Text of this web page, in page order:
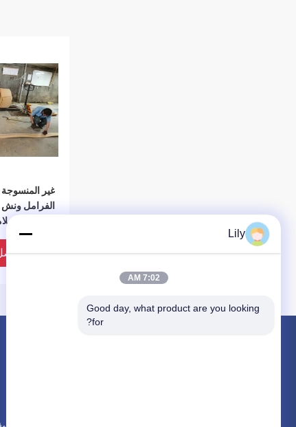
غير
الفرامل
الفرامل
الأصفر
Lily
7:02 AM
Good day, what product are you looking
for?